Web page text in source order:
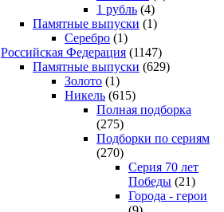
1 рубль (4)
Памятные выпуски (1)
Серебро (1)
Российская Федерация (1147)
Памятные выпуски (629)
Золото (1)
Никель (615)
Полная подборка
(275)
Подборки по сериям
(270)
Серия 70 лет
Победы (21)
Города - герои